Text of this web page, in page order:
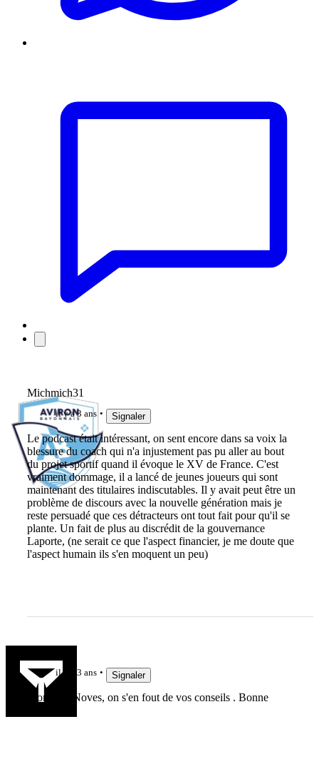
Michmich31
il y a 3 ans Signaler
Le podcast était intéressant, on sent encore dans sa voix la
blessure du coach qui n'a injustement pas pu aller au bout
du projet sportif quand il évoque le XV de France. C'est
vraiment dommage, il a lancé de jeunes joueurs qui sont
maintenant des titulaires indiscutables. Il y avait peut être un
problème de discours avec la nouvelle génération mais je
reste persuadé que ces détracteurs ont tout fait pour qu'il se
plante. Un fait de plus au discrédit de la gouvernance
Laporte, (ne serait ce que l'aspect financier, je me doute que
l'aspect humain ils s'en moquent un peu)
il y a 3 ans Signaler
Monsieur Noves, on s'en fout de vos conseils . Bonne